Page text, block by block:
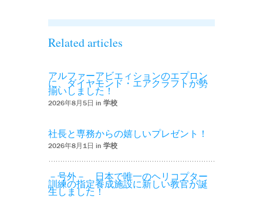
Related articles
アルファーアビエィションのエプロン
に、ダイヤモンド・エアクラフトが勢
揃いしました！
2026年8月5日 in 学校
社長と専務からの嬉しいプレゼント！
2026年8月1日 in 学校
－号外－ 日本で唯一のヘリコプター
訓練の指定養成施設に新しい教官が誕
生しました！